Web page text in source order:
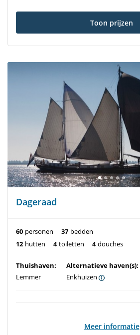
Toon prijzen
Dageraad
60 personen 37 bedden
12 hutten 4 toiletten 4 douches
Thuishaven:
Lemmer
Alternatieve haven(s):
Enkhuizen
Meer informatie